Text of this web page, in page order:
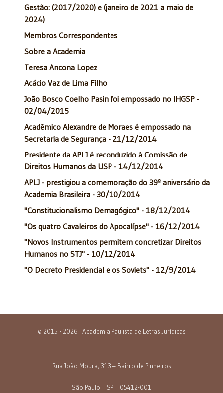
Gestão: (2017/2020) e (janeiro de 2021 a maio de
2024)
Membros Correspondentes
Sobre a Academia
Teresa Ancona Lopez
Acácio Vaz de Lima Filho
João Bosco Coelho Pasin foi empossado no IHGSP -
02/04/2015
Acadêmico Alexandre de Moraes é empossado na
Secretaria de Segurança - 21/12/2014
Presidente da APLJ é reconduzido à Comissão de
Direitos Humanos da USP - 14/12/2014
APLJ - prestigiou a comemoração do 39º aniversário da
Academia Brasileira - 30/10/2014
"Constitucionalismo Demagógico" - 18/12/2014
"Os quatro Cavaleiros do Apocalípse" - 16/12/2014
"Novos Instrumentos permitem concretizar Direitos
Humanos no STJ" - 10/12/2014
"O Decreto Presidencial e os Soviets" - 12/9/2014
© 2015 - 2026 | Academia Paulista de Letras Jurídicas
Rua João Moura, 313 – Bairro de Pinheiros
São Paulo – SP – 05412-001